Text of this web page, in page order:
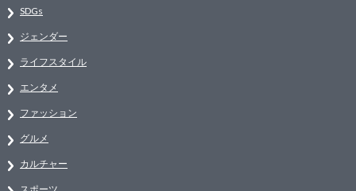
SDGs
ジェンダー
ライフスタイル
エンタメ
ファッション
グルメ
カルチャー